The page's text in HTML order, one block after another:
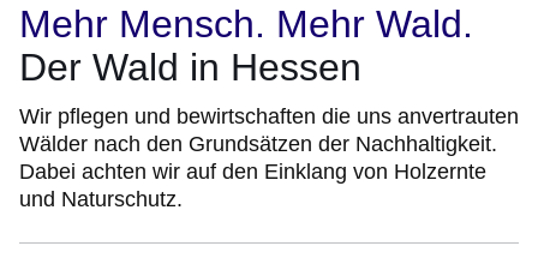
Mehr Mensch. Mehr Wald.
Der Wald in Hessen
Wir pflegen und bewirtschaften die uns anvertrauten
Wälder nach den Grundsätzen der Nachhaltigkeit.
Dabei achten wir auf den Einklang von Holzernte
und Naturschutz.